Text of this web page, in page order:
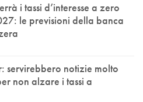
i tassi d’interesse a zero
le previsioni della banca
servirebbero notizie molto
non alzare i tassi a